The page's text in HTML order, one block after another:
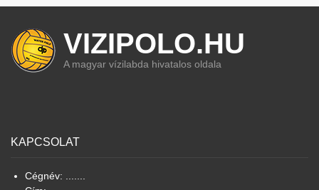
VIZIPOLO.HU
A magyar vízilabda hivatalos oldala
KAPCSOLAT
Cégnév: .......